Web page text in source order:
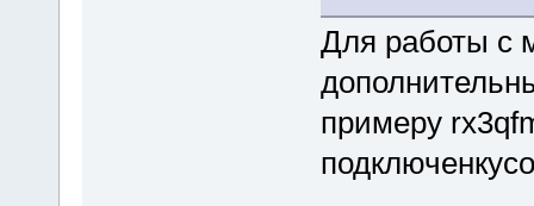
Для работы с
примеру